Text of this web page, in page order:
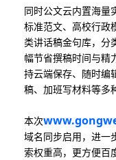
同时公文云内置海量
标准范文、高校行政
类讲话稿金句库，分
幅节省撰稿时间与精
持云端保存、随时编
稿、加班写材料等多
本次
域名同步启用，进一
索权重高，更方便百